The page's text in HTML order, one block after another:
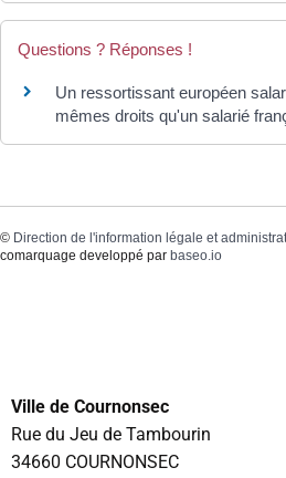
Questions ? Réponses !
Un ressortissant européen
mêmes droits qu'un salarié
© Direction de l'information légale et
comarquage developpé par baseo.io
Ville de Cournonsec
Rue du Jeu de Tambourin
34660 COURNONSEC